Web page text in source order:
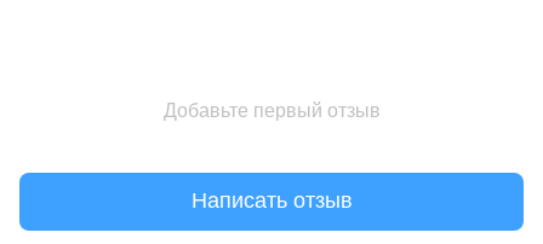
Добавьте первый отзыв
Написать отзыв